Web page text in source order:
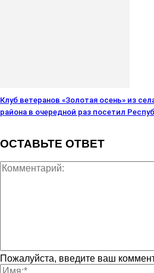
Клуб ветеранов «Золотая осень» из
района в очередной раз посетил
ОСТАВЬТЕ ОТВЕТ
Пожалуйста, введите ваш